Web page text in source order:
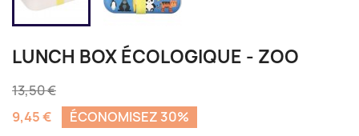
LUNCH BOX ÉCOLOGIQUE - ZOO
13,50 €
9,45 €
ÉCONOMISEZ 30%